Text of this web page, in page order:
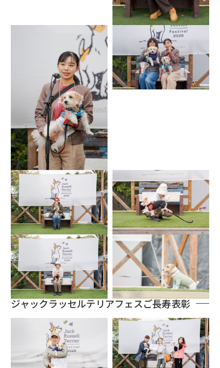
ジャックラッセルテリアフェスご長寿表彰